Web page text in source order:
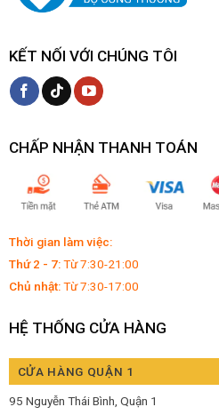
KẾT NỐI VỚI CHÚNG TÔI
CHẤP NHẬN THANH TOÁN
Thời gian làm việc:
Thứ 2 - 7:Từ 7:30-21:00
Chủ nhật:Từ 7:30-17:00
HỆ THỐNG CỬA HÀNG
CỬA HÀNG QUẬN 1
95 Nguyễn Thái Bình, Quận 1